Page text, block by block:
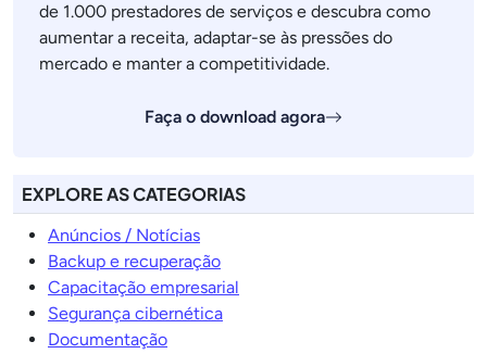
de 1.000 prestadores de serviços e descubra como
aumentar a receita, adaptar-se às pressões do
mercado e manter a competitividade.
Faça o download agora
EXPLORE AS CATEGORIAS
Anúncios / Notícias
Backup e recuperação
Capacitação empresarial
Segurança cibernética
Documentação